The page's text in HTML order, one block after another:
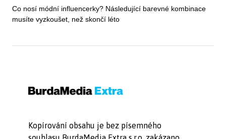
Co nosí módní influencerky? Následující barevné kombinace
musíte vyzkoušet, než skončí léto
Kopírování obsahu je bez písemného